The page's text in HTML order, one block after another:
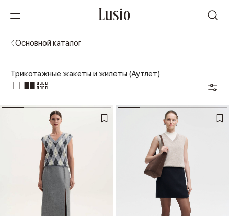
Основной каталог
Трикотажные жакеты и жилеты (Аутлет)